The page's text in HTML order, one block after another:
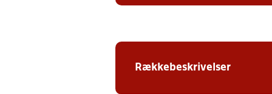
Rækkebeskrivelser